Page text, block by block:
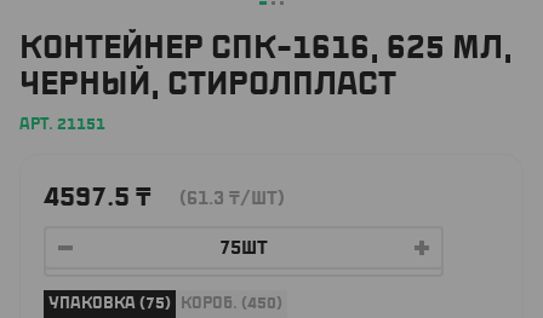
КОНТЕЙНЕР СПК-1616, 625 МЛ,
ЧЕРНЫЙ, СТИРОЛПЛАСТ
АРТ. 21151
4597.5 ₸ (61.3 ₸/ШТ)
УПАКОВКА (75) КОРОБ. (450)